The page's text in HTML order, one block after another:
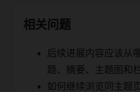
相关问题
后续进展内容应该从
题、摘要、主题图和
如何继续浏览同主题